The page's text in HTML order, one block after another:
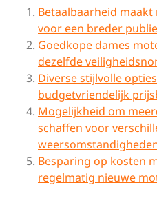
Betaalbaarheid
voor een breder
Goedkope dames
dezelfde
Diverse stijlvolle
budgetvriendelijk
Mogelijkheid om
schaffen voor
Besparing op kosten
regelmatig nieuwe